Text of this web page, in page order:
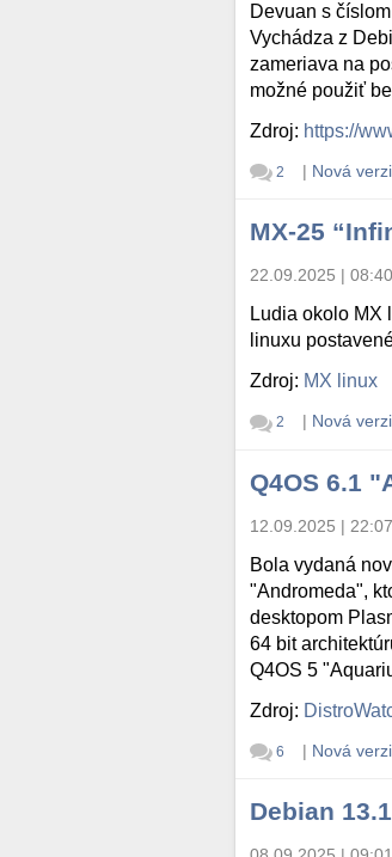
Devuan s
Vychádza z
zameriava na
možné použiť
Zdroj: https://
2 | Nová
MX-25
22.09.2025 | 08:40
Ludia okolo MX
linuxu
Zdroj: MX linux
2 | Nová
Q4OS 6.1
12.09.2025 | 22:07
Bola vydaná
"Andromeda",
desktopom
64 bit
Q4OS 5
Zdroj:
6 | Nová
Debian